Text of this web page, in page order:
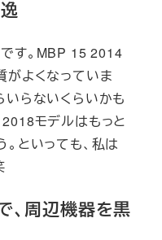
す。MBP 15 2014
がよくなっていま
いらないくらいかも
2018モデルはもっと
といっても、私は
、周辺機器を黒